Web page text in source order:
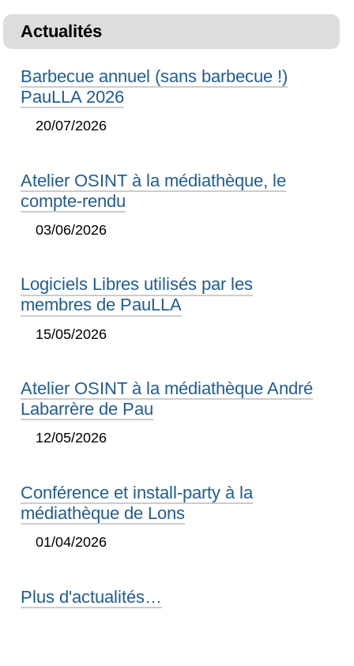
Actualités
Barbecue annuel (sans barbecue !)
PauLLA 2026
20/07/2026
Atelier OSINT à la médiathèque, le
compte-rendu
03/06/2026
Logiciels Libres utilisés par les
membres de PauLLA
15/05/2026
Atelier OSINT à la médiathèque André
Labarrère de Pau
12/05/2026
Conférence et install-party à la
médiathèque de Lons
01/04/2026
Plus d'actualités…